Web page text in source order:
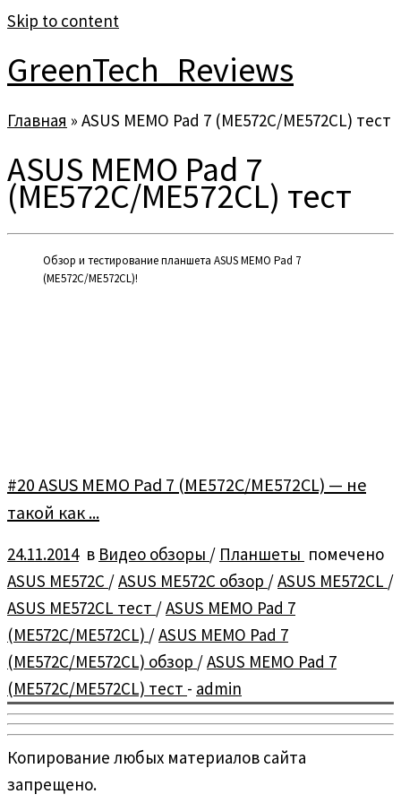
Skip to content
GreenTech_Reviews
Главная » ASUS MEMO Pad 7 (ME572C/ME572CL) тест
ASUS MEMO Pad 7
(ME572C/ME572CL) тест
Обзор и тестирование планшета ASUS MEMO Pad 7
(ME572C/ME572CL)!
#20 ASUS MEMO Pad 7 (ME572C/ME572CL) — не
такой как ...
24.11.2014в Видео обзоры / Планшеты помечено
ASUS ME572C /ASUS ME572C обзор /ASUS ME572CL /
ASUS ME572CL тест /ASUS MEMO Pad 7
(ME572C/ME572CL) /ASUS MEMO Pad 7
(ME572C/ME572CL) обзор /ASUS MEMO Pad 7
(ME572C/ME572CL) тест - admin
Копирование любых материалов сайта
запрещено.